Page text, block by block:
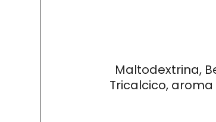
Maltodextrina,
Tricalcico,